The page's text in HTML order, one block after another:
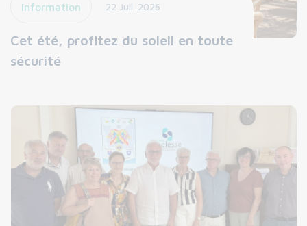
Information 22 Juil. 2026
Cet été, profitez du soleil en toute
sécurité